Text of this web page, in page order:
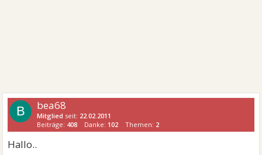
B bea68
Mitglied seit: 22.02.2011
Beiträge: 408 Danke: 102 Themen: 2
Hallo..